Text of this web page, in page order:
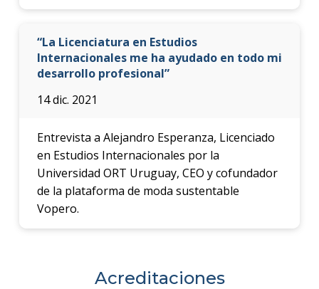
“La Licenciatura en Estudios
Internacionales me ha ayudado en todo mi
desarrollo profesional”
14 dic. 2021
Entrevista a Alejandro Esperanza, Licenciado
en Estudios Internacionales por la
Universidad ORT Uruguay, CEO y cofundador
de la plataforma de moda sustentable
Vopero.
Acreditaciones